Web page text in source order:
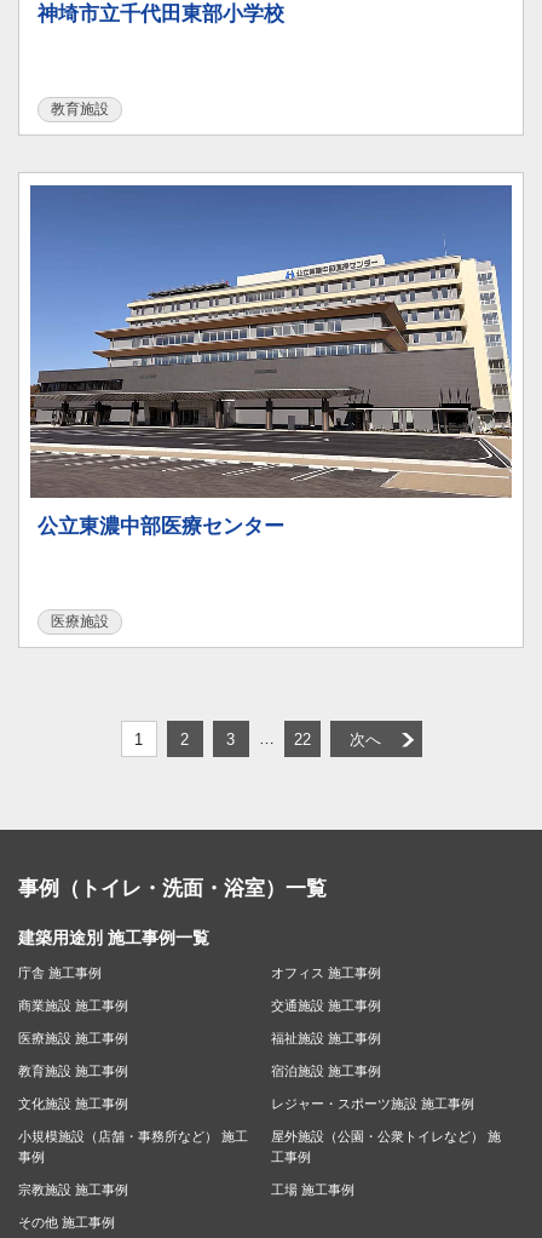
神埼市立千代田東部小学校
教育施設
公立東濃中部医療センター
医療施設
1 2 3 … 22 次へ
事例（トイレ・洗面・浴室）一覧
建築用途別 施工事例一覧
庁舎 施工事例 オフィス 施工事例
商業施設 施工事例 交通施設 施工事例
医療施設 施工事例 福祉施設 施工事例
教育施設 施工事例 宿泊施設 施工事例
文化施設 施工事例 レジャー・スポーツ施設 施工事例
小規模施設（店舗・事務所など） 施工
事例
屋外施設（公園・公衆トイレなど） 施
工事例
宗教施設 施工事例 工場 施工事例
その他 施工事例